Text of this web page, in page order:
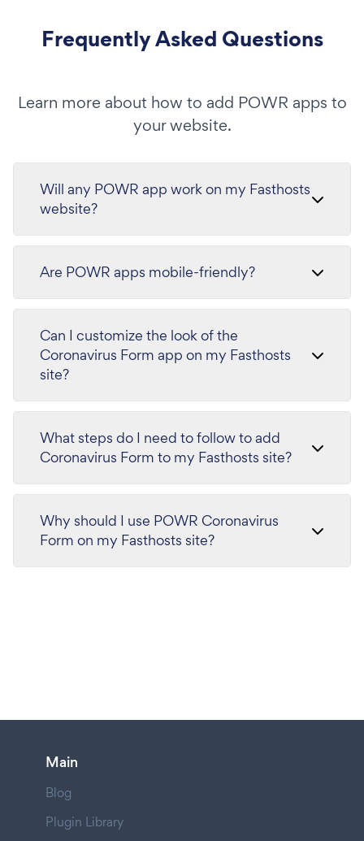
Frequently Asked Questions
Learn more about how to add POWR apps to
your website.
Will any POWR app work on my Fasthosts
website?
Are POWR apps mobile-friendly?
Can I customize the look of the
Coronavirus Form app on my Fasthosts
site?
What steps do I need to follow to add
Coronavirus Form to my Fasthosts site?
Why should I use POWR Coronavirus
Form on my Fasthosts site?
Main
Blog
Plugin Library